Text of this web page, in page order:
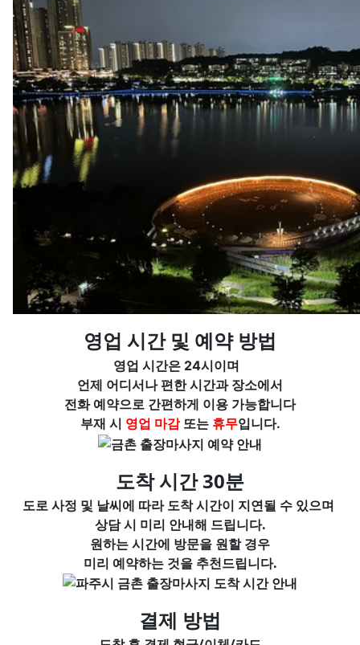
영업 시간 및 예약 방법
영업 시간은 24시이며
언제 어디서나 편한 시간과 장소에서
전화 예약으로 간편하게 이용 가능합니다
부재 시 영업 마감또는 휴무입니다.
도착 시간 30분
도로 사정 및 날씨에 따라 도착 시간이 지연될 수 있으며
상담 시 미리 안내해 드립니다.
원하는 시간에 방문을 원할 경우
미리 예약하는 것을 추천드립니다.
결제 방법